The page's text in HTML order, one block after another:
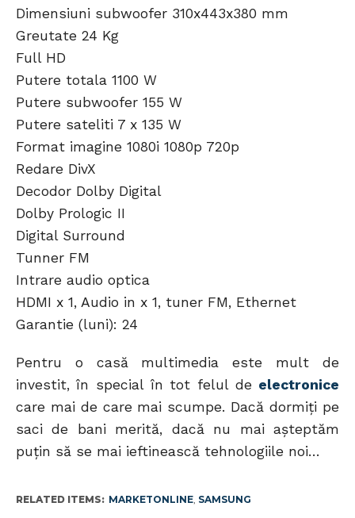
Dimensiuni subwoofer 310x443x380 mm
Greutate 24 Kg
Full HD
Putere totala 1100 W
Putere subwoofer 155 W
Putere sateliti 7 x 135 W
Format imagine 1080i 1080p 720p
Redare DivX
Decodor Dolby Digital
Dolby Prologic II
Digital Surround
Tunner FM
Intrare audio optica
HDMI x 1, Audio in x 1, tuner FM, Ethernet
Garantie (luni): 24
Pentru o casă multimedia este mult de
investit, în special în tot felul de electronice
care mai de care mai scumpe. Dacă dormiţi pe
saci de bani merită, dacă nu mai aşteptăm
puţin să se mai ieftinească tehnologiile noi…
RELATED ITEMS: MARKETONLINE, SAMSUNG